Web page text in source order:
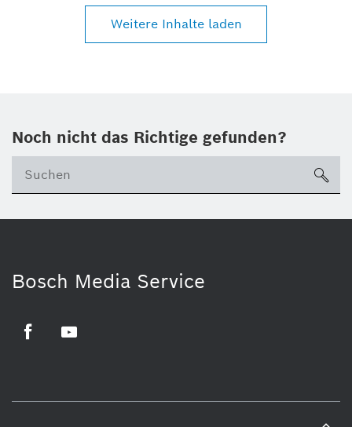
Weitere Inhalte laden
Noch nicht das Richtige gefunden?
Bosch Media Service